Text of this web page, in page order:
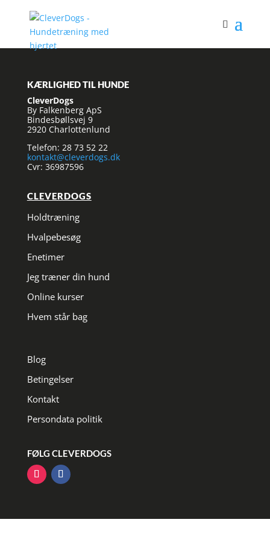
KÆRLIGHED TIL HUNDE
CleverDogs
By Falkenberg ApS
Bindesbøllsvej 9
2920 Charlottenlund
Telefon: 28 73 52 22
kontakt@cleverdogs.dk
Cvr: 36987596
CLEVERDOGS
Holdtræning
Hvalpebesøg
Enetimer
Jeg træner din hund
Online kurser
Hvem står bag
Blog
Betingelser
Kontakt
Persondata politik
FØLG CLEVERDOGS